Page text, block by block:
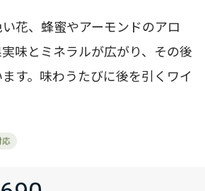
花、蜂蜜やアーモンドのアロ
味とミネラルが広がり、その後
す。味わうたびに後を引くワイ